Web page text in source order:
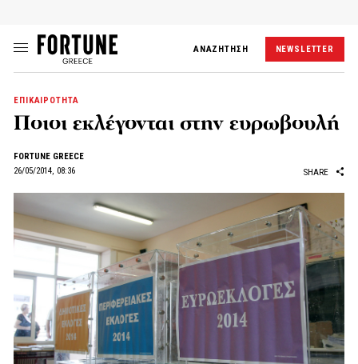
ΑΝΑΖΗΤΗΣΗ NEWSLETTER
ΕΠΙΚΑΙΡΟΤΗΤΑ
Ποιοι εκλέγονται στην ευρωβουλή
FORTUNE GREECE
26/05/2014, 08:36
SHARE